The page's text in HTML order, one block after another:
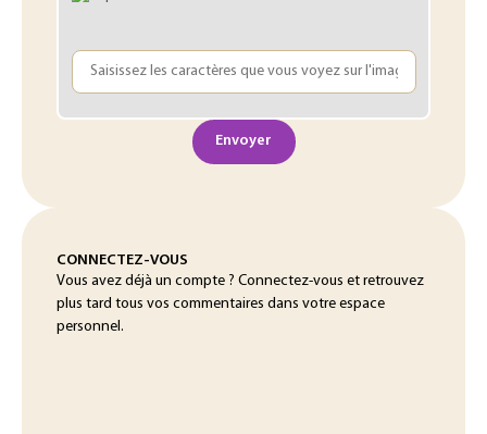
Envoyer
CONNECTEZ-VOUS
Vous avez déjà un compte ? Connectez-vous et retrouvez
plus tard tous vos commentaires dans votre espace
personnel.